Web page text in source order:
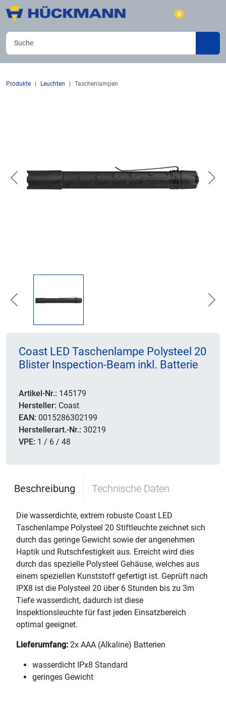
0
Produkte Leuchten Taschenlampen
Previous
Previous
Coast LED Taschenlampe Polysteel 20
Blister Inspection-Beam inkl. Batterie
Artikel-Nr.: 145179
Hersteller: Coast
EAN: 0015286302199
Herstellerart.-Nr.: 30219
VPE: 1 / 6 / 48
Beschreibung Technische Daten
Die wasserdichte, extrem robuste Coast LED
Taschenlampe Polysteel 20 Stiftleuchte zeichnet sich
durch das geringe Gewicht sowie der angenehmen
Haptik und Rutschfestigkeit aus. Erreicht wird dies
durch das spezielle Polysteel Gehäuse, welches aus
einem speziellen Kunststoff gefertigt ist. Geprüft nach
IPX8 ist die Polysteel 20 über 6 Stunden bis zu 3m
Tiefe wasserdicht, dadurch ist diese
Inspektionsleuchte für fast jeden Einsatzbereich
optimal geeignet.
Lieferumfang: 2x AAA (Alkaline) Batterien
wasserdicht IPx8 Standard
geringes Gewicht